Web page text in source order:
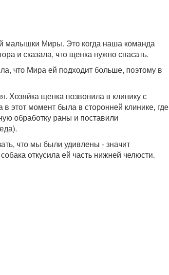
малышки Миры. Это когда наша команда
и сказала, что щенка нужно спасать.
что Мира ей подходит больше, поэтому в
Хозяйка щенка позвонила в клинику с
этот момент была в сторонней клинике, где
обработку раны и поставили
что мы были удивлены - значит
откусила ей часть нижней челюсти.